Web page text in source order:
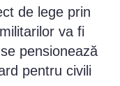
de lege prin
va fi
pensionează
pentru civili